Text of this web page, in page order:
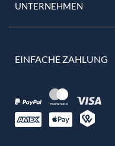
UNTERNEHMEN
EINFACHE ZAHLUNG